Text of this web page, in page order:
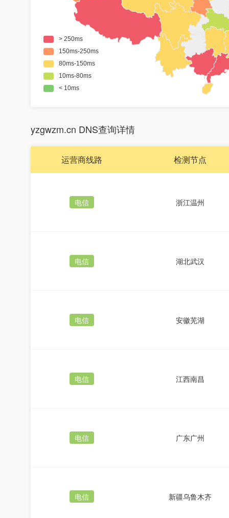
yzgwzm.cn DNS查询详情
运营商线路 检测节点
电信 浙江温州
电信 湖北武汉
电信 安徽芜湖
电信 江西南昌
电信 广东广州
电信 新疆乌鲁木齐